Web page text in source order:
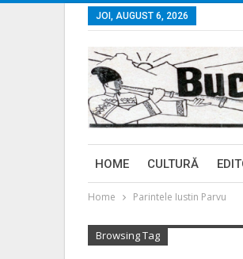
JOI, AUGUST 6, 2026
HOME CULTURĂ
Home Parintele Iustin Parvu
Browsing Tag